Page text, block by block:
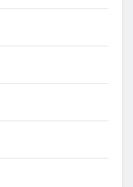
ажиллагаа,